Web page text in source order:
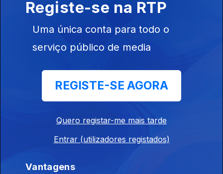
Lena d´Água
Rui Unas
Registe-se na RTP
Uma única conta para todo o
serviço público de media
REGISTE-SE AGORA
Quero registar-me mais tarde
Entrar (utilizadores registados)
Vantagens